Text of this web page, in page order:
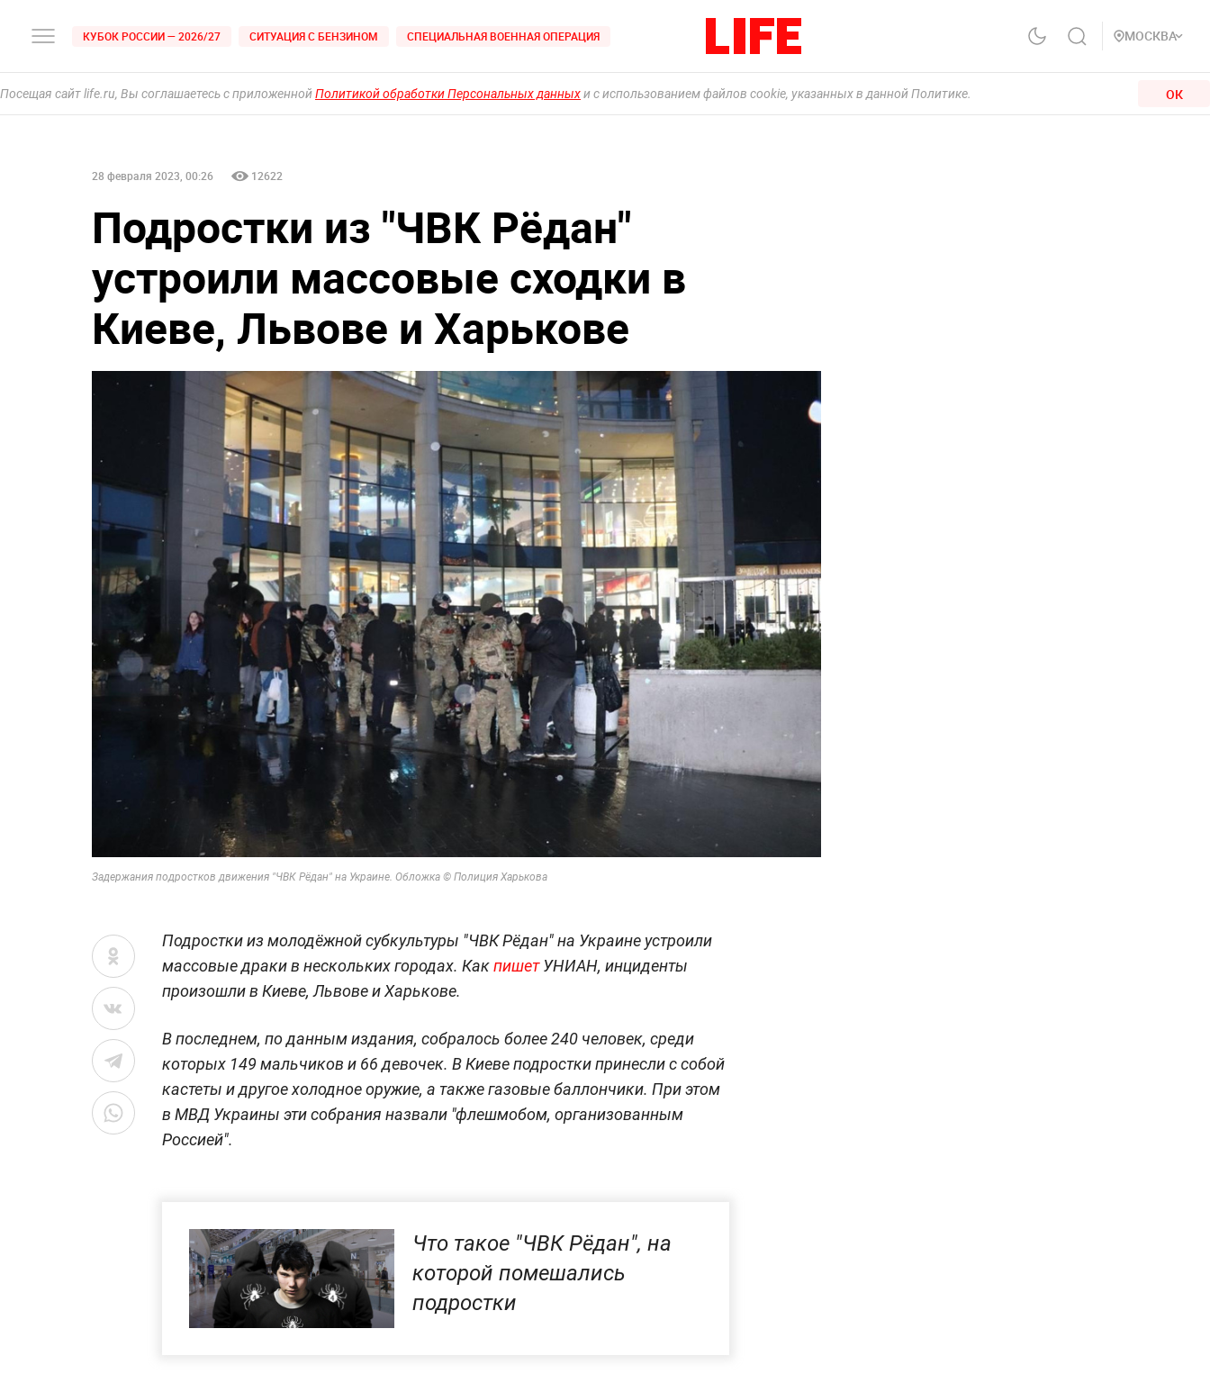
КУБОК РОССИИ — 2026/27 СИТУАЦИЯ С БЕНЗИНОМ СПЕЦИАЛЬНАЯ ВОЕННАЯ ОПЕРАЦИЯ МОСКВА
Посещая сайт life.ru, Вы соглашаетесь с приложеннойПолитикой обработки Персональных данныхи с использованием файлов cookie, указанных в данной Политике. ОК
28 февраля 2023, 00:26 12622
Подростки из "ЧВК Рёдан"
устроили массовые сходки в
Киеве, Львове и Харькове
Задержания подростков движения "ЧВК Рёдан" на Украине. Обложка © Полиция Харькова
Подростки из молодёжной субкультуры "ЧВК Рёдан" на Украине устроили
массовые драки в нескольких городах. КакпишетУНИАН, инциденты
произошли в Киеве, Львове и Харькове.
В последнем, по данным издания, собралось более 240 человек, среди
которых 149 мальчиков и 66 девочек. В Киеве подростки принесли с собой
кастеты и другое холодное оружие, а также газовые баллончики. При этом
в МВД Украины эти собрания назвали "флешмобом, организованным
Россией".
Что такое "ЧВК Рёдан", на
которой помешались
подростки